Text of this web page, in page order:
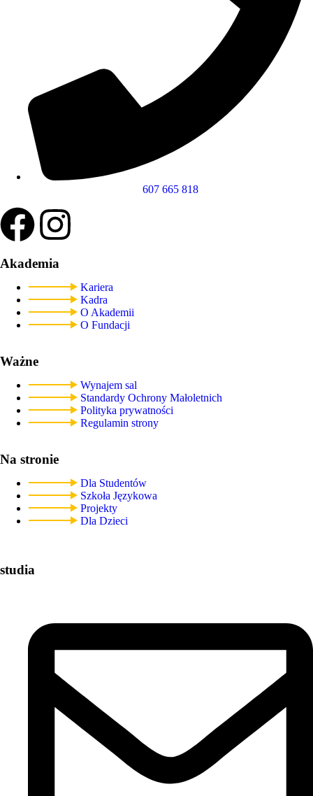
607 665 818
Akademia
Kariera
Kadra
O Akademii
O Fundacji
Ważne
Wynajem sal
Standardy Ochrony Małoletnich
Polityka prywatności
Regulamin strony
Na stronie
Dla Studentów
Szkoła Językowa
Projekty
Dla Dzieci
studia